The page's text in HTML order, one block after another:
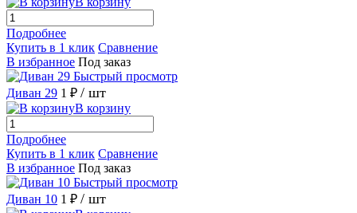
Подробнее
Купить в 1 клик Сравнение
В избранное Под заказ
Быстрый просмотр
Диван 29 1 ₽ / шт
В корзину
Подробнее
Купить в 1 клик Сравнение
В избранное Под заказ
Быстрый просмотр
Диван 10 1 ₽ / шт